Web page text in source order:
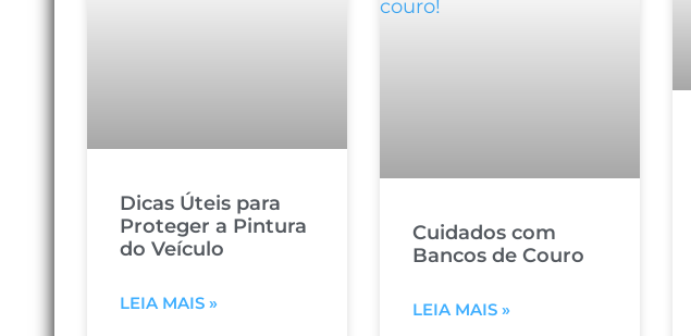
Dicas Úteis para
Proteger a Pintura
do Veículo
LEIA MAIS »
Cuidados com
Bancos de Couro
LEIA MAIS »